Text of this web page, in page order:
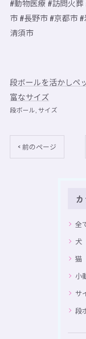
#動物医療 #訪問火
市 #長野市 #京都市
清須市
段ボールを活かしペ
富なサイズ
段ボール サイズ
< 前のページ
全
犬
猫
小
サ
段